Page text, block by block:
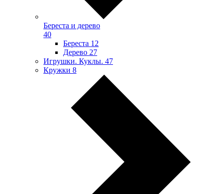
Береста и дерево
40
Береста 12
Дерево 27
Игрушки. Куклы. 47
Кружки 8